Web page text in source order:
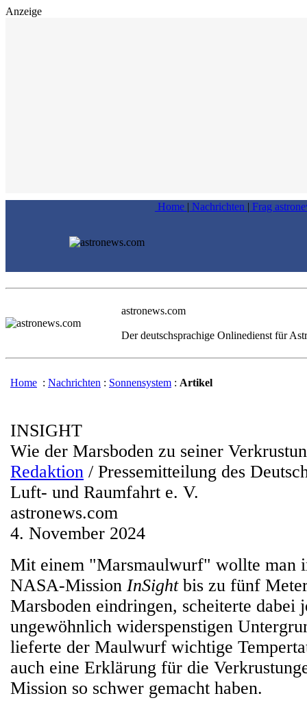
Anzeige
Home | Nachrichten | Frag
astronews.com
Der deutschsprachige Onlinedienst für
Home : Nachrichten : Sonnensystem : Artikel
INSIGHT
Wie der Marsboden zu seiner
Redaktion / Pressemitteilung des
Luft- und Raumfahrt e. V.
astronews.com
4. November 2024
Mit einem "Marsmaulwurf" wollte man
NASA-Mission InSightbis zu fünf
Marsboden eindringen, scheiterte dabei
ungewöhnlich widerspenstigen
lieferte der Maulwurf wichtige
auch eine Erklärung für die
Mission so schwer gemacht haben.